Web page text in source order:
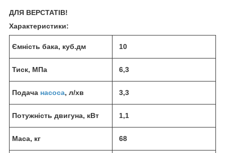
ДЛЯ ВЕРСТАТІВ!
Характеристики:
Ємність бака, куб.дм 10
Тиск, МПа 6,3
Подача насоса, л/хв 3,3
Потужність двигуна, кВт 1,1
Маса, кг 68